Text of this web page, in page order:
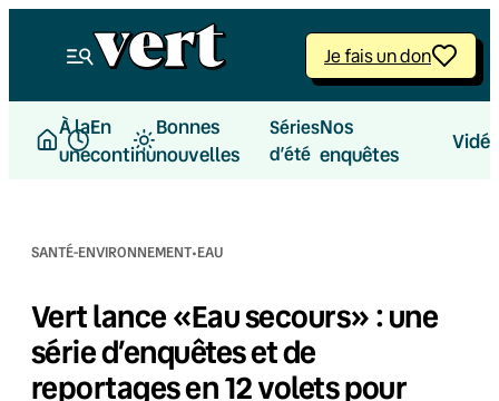
Je fais un don
À la
une
En
continu
Bonnes
nouvelles
Séries
d’été
Nos
enquêtes
SANTÉ-ENVIRONNEMENT·EAU
Vert lance «Eau secours» : une
série d’enquêtes et de
reportages en 12 volets pour